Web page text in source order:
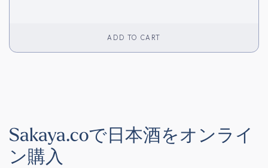
ADD TO CART
Sakaya.coで日本酒をオンライ
ン購入